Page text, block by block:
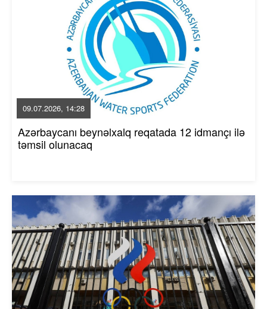
09.07.2026, 14:28
Azərbaycanı beynəlxalq reqatada 12 idmançı ilə
təmsil olunacaq